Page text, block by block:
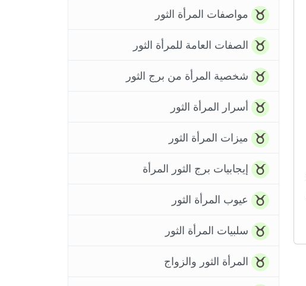
مواصفات المرأة الثور
الصفات العامة للمرأة الثور
شخصية المرأة من برج الثور
أسرار المرأة الثور
ميزات المرأة الثور
إيجابيات برج الثور المرأة
عيوب المرأة الثور
سلبيات المرأة الثور
المرأة الثور والزواج